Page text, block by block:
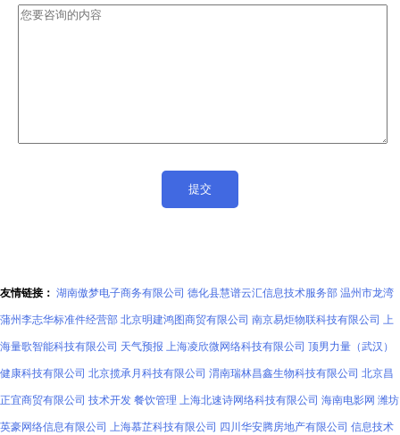
友情链接： 湖南傲梦电子商务有限公司 德化县慧谱云汇信息技术服务部 温州市龙湾
蒲州李志华标准件经营部 北京明建鸿图商贸有限公司 南京易炬物联科技有限公司 上
海量歌智能科技有限公司 天气预报 上海凌欣微网络科技有限公司 顶男力量（武汉）
健康科技有限公司 北京揽承月科技有限公司 渭南瑞林昌鑫生物科技有限公司 北京昌
正宜商贸有限公司 技术开发 餐饮管理 上海北速诗网络科技有限公司 海南电影网 潍坊
英豪网络信息有限公司 上海慕芷科技有限公司 四川华安腾房地产有限公司 信息技术